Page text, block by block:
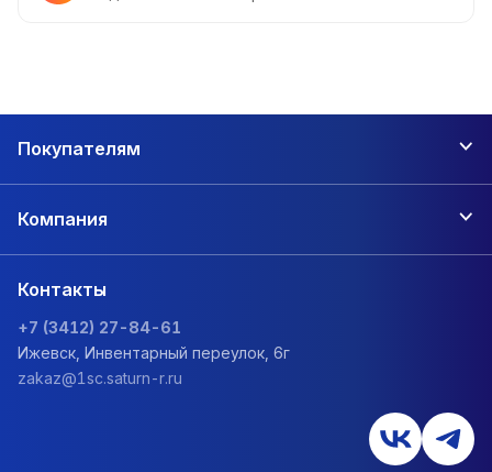
Покупателям
Компания
Контакты
+7 (3412) 27-84-61
Ижевск, Инвентарный переулок, 6г
zakaz@1sc.saturn-r.ru